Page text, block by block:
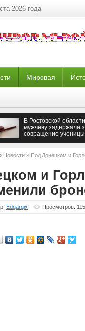
2026 года
Мировая
В Ростовской области
мужчину задержали
совращение ученицы
Новости » Под Донецком и
и
Edgargix Просмотров: 115